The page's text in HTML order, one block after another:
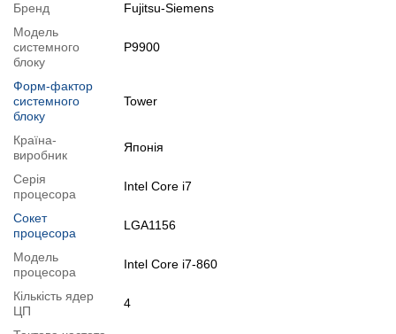
Модифікації
Можлива
1. Процесора на більш продуктивний (в рамках сокету);
більш потужну);
3. Збільшення об'єму оперативної пам'яті;
Можлива також
комплектація
клавіатурою, мишкою чи іншими аксесуарами.
Для модифікації чи комплектації необхідно додати в корзину
(нажавши на кнопку "Купити") потрібний товар
"АКСЕСУАРИ"
Детальна специфікація, тести і технічні звіти
Специфікація процесора:Intel Core i7-860
Огляд відеокарти:
Специфікація відеокарти
Бренд
Fujitsu-Siemens
Модель
системного
блоку
P9900
Форм-фактор
системного
блоку
Tower
Країна-
виробник
Японія
Серія
процесора
Intel Core i7
Сокет
процесора
LGA1156
Модель
процесора
Intel Core i7-860
Кількість ядер
ЦП
4